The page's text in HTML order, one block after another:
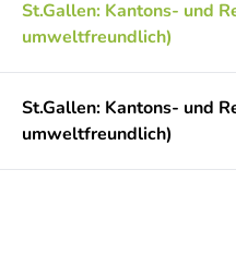
St.Gallen: Kantons- und
umweltfreundlich)
St.Gallen: Kantons- und
umweltfreundlich)